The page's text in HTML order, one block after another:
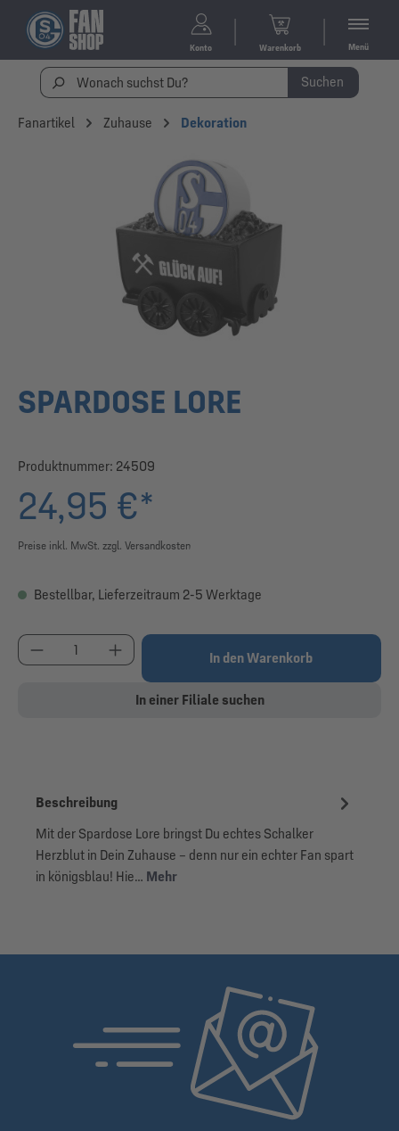
Konto Warenkorb Menü
Suchen
Fanartikel Zuhause Dekoration
SPARDOSE LORE
Produktnummer: 24509
24,95 €*
Preise inkl. MwSt. zzgl. Versandkosten
Bestellbar, Lieferzeitraum 2-5 Werktage
Produkt Anzahl: Gib den gewünschten Wert ein
In den Warenkorb
In einer Filiale suchen
Beschreibung
Mit der Spardose Lore bringst Du echtes Schalker
Herzblut in Dein Zuhause – denn nur ein echter Fan spart
in königsblau! Hie… Mehr